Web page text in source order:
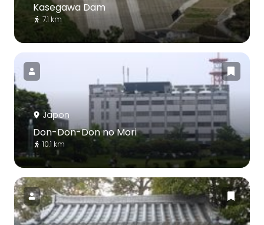
Kasegawa Dam
7.1 km
Japon
Don-Don-Don no Mori
10.1 km